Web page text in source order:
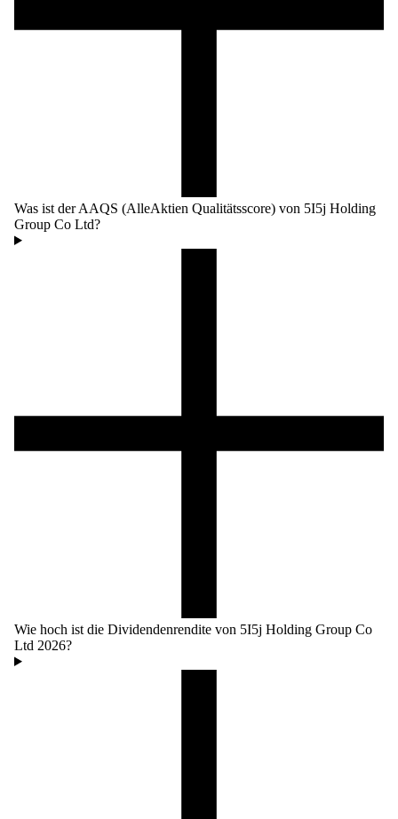
Was ist der AAQS (AlleAktien Qualitätsscore) von 5I5j Holding
Group Co Ltd?
Wie hoch ist die Dividendenrendite von 5I5j Holding Group Co
Ltd 2026?